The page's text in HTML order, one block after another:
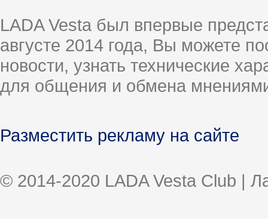
LADA Vesta был впервые
августе 2014 года, Вы можете
новости, узнать технические
для общения и обмена
Разместить рекламу на сайте
© 2014-2020 LADA Vesta Club |